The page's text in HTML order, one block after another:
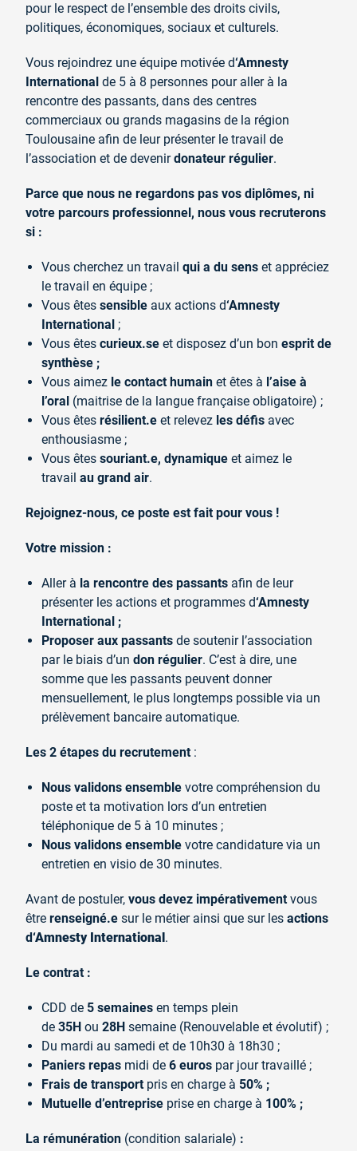
pour le respect de l’ensemble des droits civils,
politiques, économiques, sociaux et culturels.
Vous rejoindrez une équipe motivée d‘Amnesty
International de 5 à 8 personnes pour aller à la
rencontre des passants, dans des centres
commerciaux ou grands magasins de la région
Toulousaine afin de leur présenter le travail de
l’association et de devenirdonateur régulier.
Parce que nous ne regardons pas vos diplômes, ni
votre parcours professionnel, nous vous recruterons
si :
Vous cherchez un travail qui a du sens et appréciez
le travail en équipe ;
Vous êtes sensible aux actions d‘Amnesty
International ;
Vous êtes curieux.se et disposez d’un bon esprit de
synthèse ;
Vous aimez le contact humain et êtes à l’aise à
l’oral (maitrise de la langue française obligatoire) ;
Vous êtes résilient.e et relevez les défis avec
enthousiasme ;
Vous êtes souriant.e, dynamique et aimez le
travail au grand air.
Rejoignez-nous, ce poste est fait pour vous !
Votre mission :
Aller à la rencontre des passants afin de leur
présenter les actions et programmes d‘Amnesty
International ;
Proposer aux passants de soutenir l’association
par le biais d’un don régulier. C’est à dire, une
somme que les passants peuvent donner
mensuellement, le plus longtemps possible via un
prélèvement bancaire automatique.
Les 2 étapes du recrutement :
Nous validons ensemble votre compréhension du
poste et ta motivation lors d’un entretien
téléphonique de 5 à 10 minutes ;
Nous validons ensemble votre candidature via un
entretien en visio de 30 minutes.
Avant de postuler, vous devez impérativement vous
être renseigné.e sur le métier ainsi que sur les actions
d‘Amnesty International.
Le contrat :
CDD de 5 semaines en temps plein
de 35H ou 28H semaine (Renouvelable et évolutif) ;
Du mardi au samedi et de 10h30 à 18h30 ;
Paniers repas midi de 6 euros par jour travaillé ;
Frais de transport pris en charge à 50% ;
Mutuelle d’entreprise prise en charge à 100% ;
La rémunération (condition salariale) :